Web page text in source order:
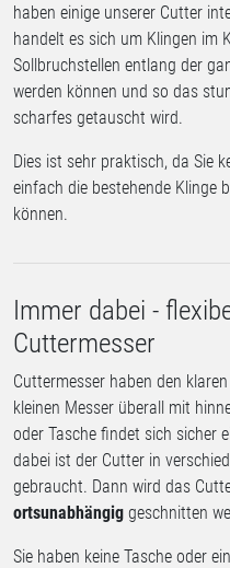
haben einige unserer Cutter
handelt es sich um Klingen im
Sollbruchstellen entlang der
werden können und so das
scharfes getauscht wird.
Dies ist sehr praktisch, da Sie
einfach die bestehende Klinge
können.
Immer dabei -
Cuttermesser
Cuttermesser haben den
kleinen Messer überall mit
oder Tasche findet sich sicher
dabei ist der Cutter in
gebraucht. Dann wird das
ortsunabhängig geschnitten
Sie haben keine Tasche oder